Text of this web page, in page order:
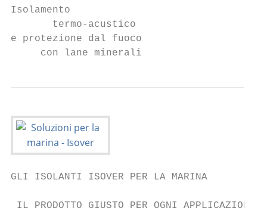
Isolamento
       termo-acustico
e protezione dal fuoco
     con lane minerali
GLI ISOLANTI ISOVER PER LA MARINA
IL PRODOTTO GIUSTO PER OGNI APPLICAZIONE